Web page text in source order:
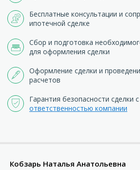
Бесплатные консультации и
ипотечной сделке
Сбор и подготовка
для оформления сделки
Оформление сделки и
расчетов
Гарантия безопасности сделки с
ответственностью компании
Кобзарь Наталья Анатольевна